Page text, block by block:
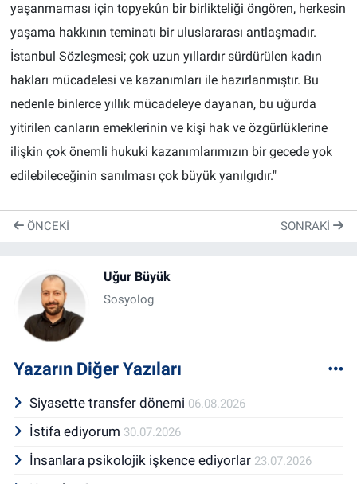
yaşanmaması için topyekûn bir birlikteliği öngören, herkesin
yaşama hakkının teminatı bir uluslararası antlaşmadır.
İstanbul Sözleşmesi; çok uzun yıllardır sürdürülen kadın
hakları mücadelesi ve kazanımları ile hazırlanmıştır. Bu
nedenle binlerce yıllık mücadeleye dayanan, bu uğurda
yitirilen canların emeklerinin ve kişi hak ve özgürlüklerine
ilişkin çok önemli hukuki kazanımlarımızın bir gecede yok
edilebileceğinin sanılması çok büyük yanılgıdır."
ÖNCEKI SONRAKI
Uğur Büyük
Sosyolog
Yazarın Diğer Yazıları
Siyasette transfer dönemi 06.08.2026
İstifa ediyorum 30.07.2026
İnsanlara psikolojik işkence ediyorlar 23.07.2026